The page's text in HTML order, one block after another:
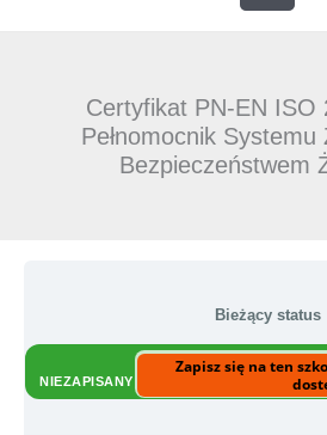
Certyfikat PN-EN ISO
Pełnomocnik Systemu
Bezpieczeństwem
Bieżący status
NIEZAPISANY
Zapisz się na ten